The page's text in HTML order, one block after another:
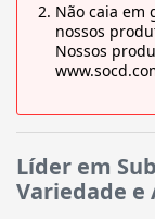
Não caia em
nossos
Nossos
Líder em
Variedade e